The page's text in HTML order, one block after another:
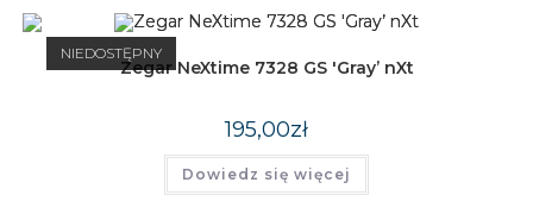
NIEDOSTĘPNY
Zegar NeXtime 7328 GS 'Gray’ nXt
195,00zł
Dowiedz się więcej